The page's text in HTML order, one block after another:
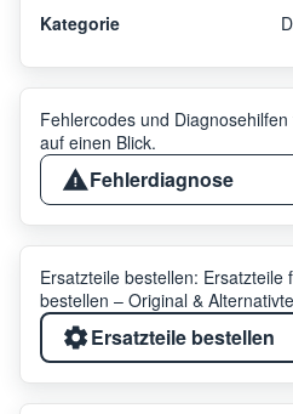
Kategorie
Fehlercodes und
auf einen Blick.
Fehlerdiagnose
Ersatzteile bestellen: Ersatzteile
bestellen – Original &
Ersatzteile bestellen